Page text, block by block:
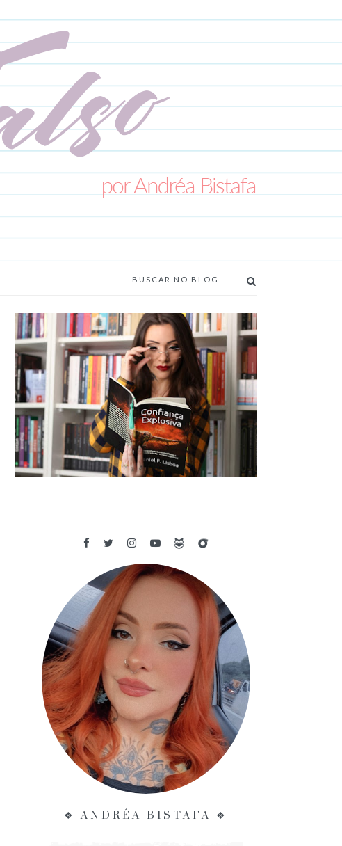
- DANIEL F. LISBOA
❖ ANDRÉA BISTAFA ❖